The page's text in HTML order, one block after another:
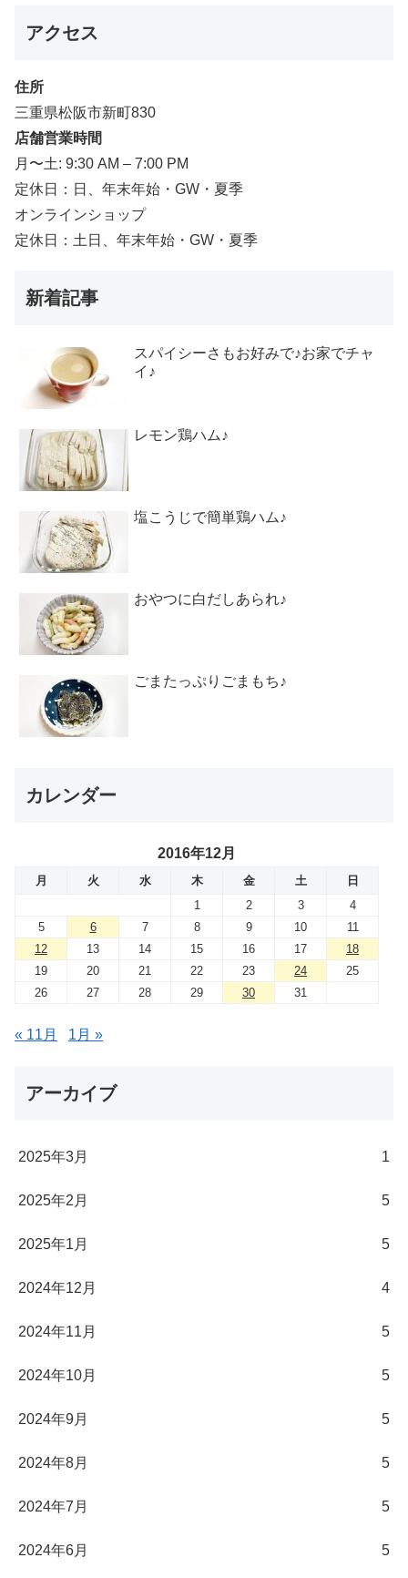
アクセス
住所
三重県松阪市新町830
店舗営業時間
月〜土: 9:30 AM – 7:00 PM
定休日：日、年末年始・GW・夏季
オンラインショップ
定休日：土日、年末年始・GW・夏季
新着記事
スパイシーさもお好みで♪お家でチャ
イ♪
レモン鶏ハム♪
塩こうじで簡単鶏ハム♪
おやつに白だしあられ♪
ごまたっぷりごまもち♪
カレンダー
2016年12月
月 火 水 木 金 土
日
1
2 3
4
5
6 7 8 9 10
11
12
13 14 15 16 17
18
19
20 21 22 23 24
25
26
27 28 29 30 31
« 11月 1月 »
アーカイブ
2025年3月 1
2025年2月 5
2025年1月 5
2024年12月 4
2024年11月 5
2024年10月 5
2024年9月 5
2024年8月 5
2024年7月 5
2024年6月 5